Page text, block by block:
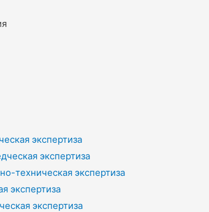
экспертиза
экспертиза
техническая экспертиза
экспертиза
экспертиза